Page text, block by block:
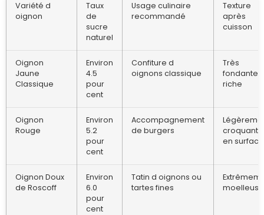
Variété d
oignon
Taux
de
sucre
naturel
Usage culinaire
recommandé
Texture
après
cuisson
Oignon
Jaune
Classique
Environ
4.5
pour
cent
Confiture d
oignons classique
Très
fondante
riche
Oignon
Rouge
Environ
5.2
pour
cent
Accompagnement
de burgers
croquante
en surface
Oignon Doux
de Roscoff
Environ
6.0
pour
cent
Tatin d oignons ou
tartes fines
moelleuse